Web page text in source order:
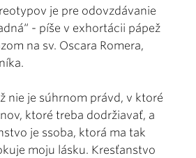
je pre odovzdávanie
- píše v exhortácii pápež
na sv. Oscara Romera,
nie je súhrnom právd, v ktoré
ktoré treba dodržiavať, a
je ssoba, ktorá ma tak
moju lásku. Kresťanstvo